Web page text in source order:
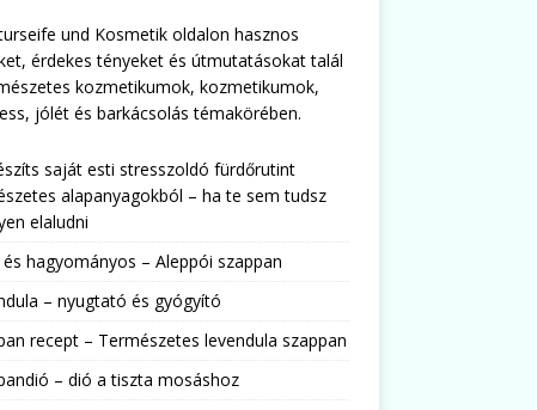
und Kosmetik oldalon hasznos
érdekes tényeket és útmutatásokat talál
kozmetikumok, kozmetikumok,
jólét és barkácsolás témakörében.
saját esti stresszoldó fürdőrutint
alapanyagokból – ha te sem tudsz
elaludni
és hagyományos – Aleppói szappan
– nyugtató és gyógyító
recept – Természetes levendula szappan
– dió a tiszta mosáshoz